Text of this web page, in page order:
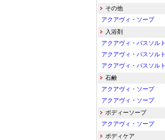
その他
アクアヴィ・ソープ
入浴剤
アクアヴィ・バスソルト
アクアヴィ・バスソルト
アクアヴィ・バスソルト
石鹸
アクアヴィ・ソープ
アクアヴィ・ソープ
ボディーソープ
アクアヴィ・ソープ
ボディケア